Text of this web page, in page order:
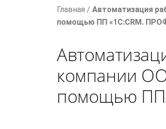
Главная / Автоматизация
помощью ПП «1С:CRM.
компании
помощью ПП